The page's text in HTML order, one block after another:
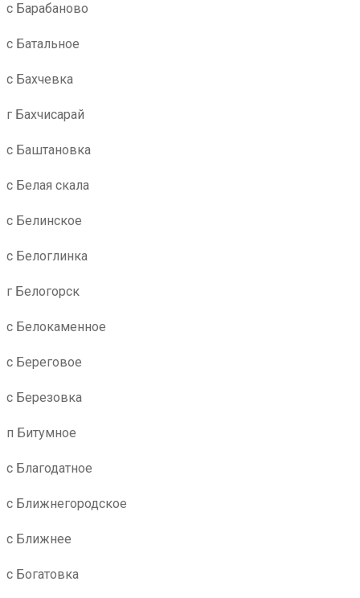
с Барабаново
с Батальное
с Бахчевка
г Бахчисарай
с Баштановка
с Белая скала
с Белинское
с Белоглинка
г Белогорск
с Белокаменное
с Береговое
с Березовка
п Битумное
с Благодатное
с Ближнегородское
с Ближнее
с Богатовка